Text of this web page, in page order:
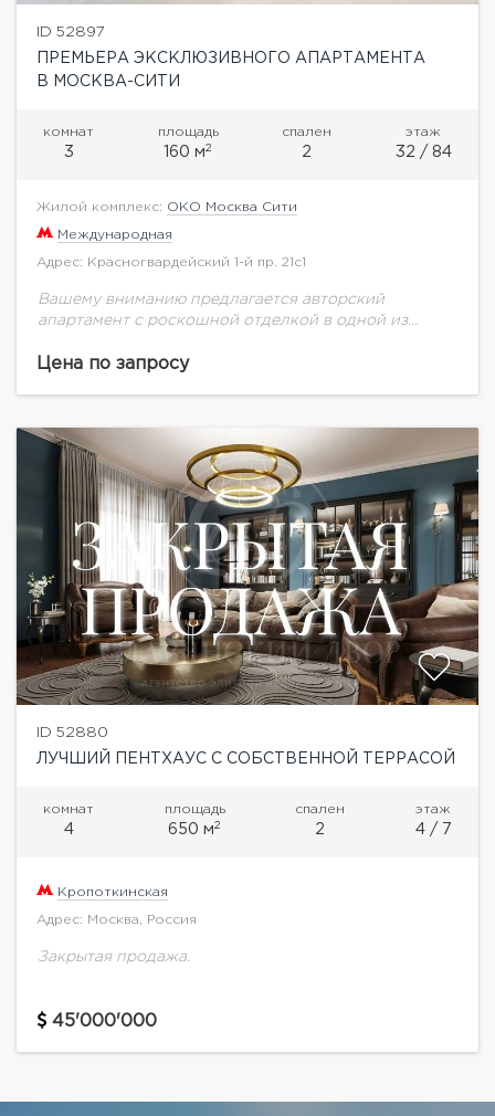
ID 52897
ПРЕМЬЕРА ЭКСКЛЮЗИВНОГО АПАРТАМЕНТА
В МОСКВА-СИТИ
комнат
3
площадь
160 м2
спален
2
этаж
32 / 84
Жилой комплекс: ОКО Москва Сити
Международная
Адрес: Красногвардейский 1-й пр. 21с1
Вашему вниманию предлагается авторский
апартамент с роскошной отделкой в одной из
сочетание высокого уровня отделки, достойного
Цена по запросу
ID 52880
ЛУЧШИЙ ПЕНТХАУС С СОБСТВЕННОЙ ТЕРРАСОЙ
комнат
4
площадь
650 м2
спален
2
этаж
4 / 7
Кропоткинская
Адрес: Москва, Россия
Закрытая продажа.
45'000'000